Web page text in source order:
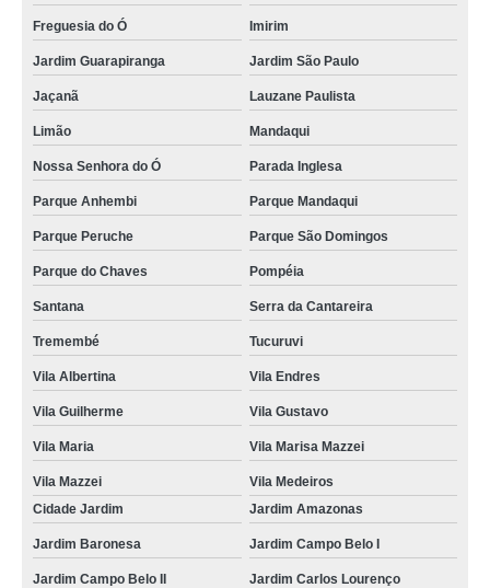
Freguesia do Ó Imirim
Jardim Guarapiranga Jardim São Paulo
Jaçanã Lauzane Paulista
Limão Mandaqui
Nossa Senhora do Ó Parada Inglesa
Parque Anhembi Parque Mandaqui
Parque Peruche Parque São Domingos
Parque do Chaves Pompéia
Santana Serra da Cantareira
Tremembé Tucuruvi
Vila Albertina Vila Endres
Vila Guilherme Vila Gustavo
Vila Maria Vila Marisa Mazzei
Vila Mazzei
Vila Medeiros
Cidade Jardim
Jardim Amazonas
Jardim Baronesa Jardim Campo Belo I
Jardim Campo Belo II Jardim Carlos Lourenço